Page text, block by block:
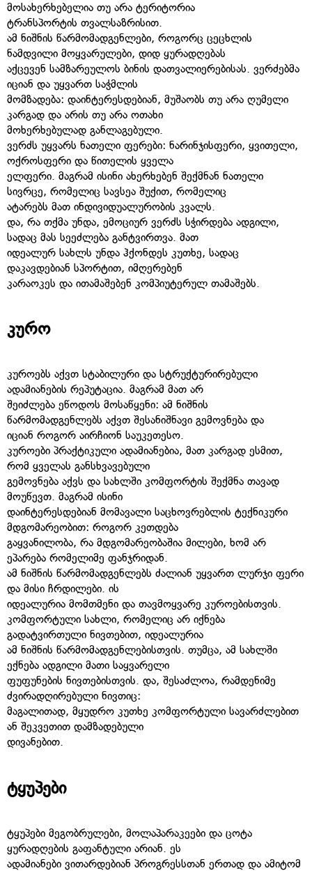
მოსახერხებელია თუ არა ტერიტორია
ტრანსპორტის თვალსაზრისით.
ამ ნიშნის წარმომადგენლები, როგორც ცეცხლის
ნამდვილი მოყვარულები, დიდ ყურადღებას
აქცევენ სამზარეულოს ბინის დათვალიერებისას. ვერძებმა
იციან და უყვართ საჭმლის
მომზადება: დაინტერესდებიან, მუშაობს თუ არა ღუმელი
კარგად და არის თუ არა ოთახი
მოხერხებულად განლაგებული.
ვერძს უყვარს ნათელი ფერები: ნარინჯისფერი, ყვითელი,
ოქროსფერი და წითელის ყველა
ელფერი. მაგრამ ისინი ახერხებენ შექმნან ნათელი
სივრცე, რომელიც სავსეა შუქით, რომელიც
ატარებს მათ ინდივიდუალურობის კვალს.
და, რა თქმა უნდა, ემოციურ ვერძს სჭირდება ადგილი,
სადაც მას სეეძლება განტვირთვა. მათ
იდეალურ სახლს უნდა ჰქონდეს კუთხე, სადაც
დაკავდებიან სპორტით, იმღერებენ
კარაოკეს და ითამაშებენ კომპიუტერულ თამაშებს.
კურო
კუროებს აქვთ სტაბილური და სტრუქტურირებული
ადამიანების რეპუტაცია. მაგრამ მათ არ
შეიძლება ეწოდოს მოსაწყენი: ამ ნიშნის
წარმომადგენლებს აქვთ შესანიშნავი გემოვნება და
იციან როგორ აირჩიონ საუკეთესო.
კუროები პრაქტიკული ადამიანებია, მათ კარგად ესმით,
რომ ყველას განსხვავებული
გემოვნება აქვს და სახლში კომფორტის შექმნა თავად
მოუწევთ. მაგრამ ისინი
დაინტერესდებიან მომავალი საცხოვრებლის ტექნიკური
მდგომარეობით: როგორ კეთდება
გაყვანილობა, რა მდგომარეობაშია მილები, ხომ არ
ეპარება რომელიმე ფანჯრიდან.
ამ ნიშნის წარმომადგენლებს ძალიან უყვართ ლურჯი ფერი
და მისი ჩრდილები. ის
იდეალურია მომთმენი და თავმოყვარე კუროებისთვის.
კომფორტული სახლი, რომელიც არ იქნება
გადატვირთული ნივთებით, იდეალურია
ამ ნიშნის წარმომადგენლებისთვის. თუმცა, ამ სახლში
ექნება ადგილი მათი საყვარელი
ფუფუნების ნივთებისთვის. და, შესაძლოა, რამდენიმე
ძვირადღირებული ნივთიც:
მაგალითად, მყუდრო კუთხე კომფორტული სავარძლებით
ან შეკვეთით დამზადებული
დივანებით.
ტყუპები
ტყუპები მეგობრულები, მოლაპარაკეები და ცოტა
ყურადღების გაფანტული არიან. ეს
ადამიანები ვითარდებიან პროგრესსთან ერთად და ამიტომ